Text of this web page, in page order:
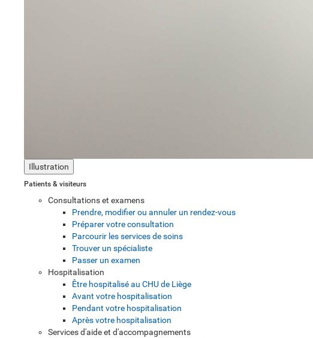
Illustration
Patients & visiteurs
Consultations et examens
Prendre, modifier ou annuler un rendez-vous
Préparer votre consultation
Parcourir les services de soins
Trouver un spécialiste
Passer un examen
Hospitalisation
Être hospitalisé au CHU de Liège
Avant votre hospitalisation
Pendant votre hospitalisation
Après votre hospitalisation
Services d'aide et d'accompagnements